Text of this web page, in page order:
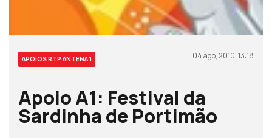
APOIOS RTP ANTENA 1 04 ago, 2010, 13:18
Apoio A1: Festival da
Sardinha de Portimão